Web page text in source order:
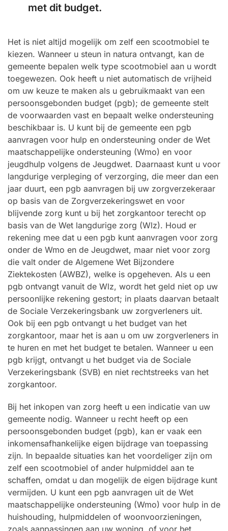
met dit budget.
Het is niet altijd mogelijk om zelf een scootmobiel te
kiezen. Wanneer u steun in natura ontvangt, kan de
gemeente bepalen welk type scootmobiel aan u wordt
toegewezen. Ook heeft u niet automatisch de vrijheid
om uw keuze te maken als u gebruikmaakt van een
persoonsgebonden budget (pgb); de gemeente stelt
de voorwaarden vast en bepaalt welke ondersteuning
beschikbaar is. U kunt bij de gemeente een pgb
aanvragen voor hulp en ondersteuning onder de Wet
maatschappelijke ondersteuning (Wmo) en voor
jeugdhulp volgens de Jeugdwet. Daarnaast kunt u voor
langdurige verpleging of verzorging, die meer dan een
jaar duurt, een pgb aanvragen bij uw zorgverzekeraar
op basis van de Zorgverzekeringswet en voor
blijvende zorg kunt u bij het zorgkantoor terecht op
basis van de Wet langdurige zorg (Wlz). Houd er
rekening mee dat u een pgb kunt aanvragen voor zorg
onder de Wmo en de Jeugdwet, maar niet voor zorg
die valt onder de Algemene Wet Bijzondere
Ziektekosten (AWBZ), welke is opgeheven. Als u een
pgb ontvangt vanuit de Wlz, wordt het geld niet op uw
persoonlijke rekening gestort; in plaats daarvan betaalt
de Sociale Verzekeringsbank uw zorgverleners uit.
Ook bij een pgb ontvangt u het budget van het
zorgkantoor, maar het is aan u om uw zorgverleners in
te huren en met het budget te betalen. Wanneer u een
pgb krijgt, ontvangt u het budget via de Sociale
Verzekeringsbank (SVB) en niet rechtstreeks van het
zorgkantoor.
Bij het inkopen van zorg heeft u een indicatie van uw
gemeente nodig. Wanneer u recht heeft op een
persoonsgebonden budget (pgb), kan er vaak een
inkomensafhankelijke eigen bijdrage van toepassing
zijn. In bepaalde situaties kan het voordeliger zijn om
zelf een scootmobiel of ander hulpmiddel aan te
schaffen, omdat u dan mogelijk de eigen bijdrage kunt
vermijden. U kunt een pgb aanvragen uit de Wet
maatschappelijke ondersteuning (Wmo) voor hulp in de
huishouding, hulpmiddelen of woonvoorzieningen,
zoals aanpassingen aan uw woning, of voor het